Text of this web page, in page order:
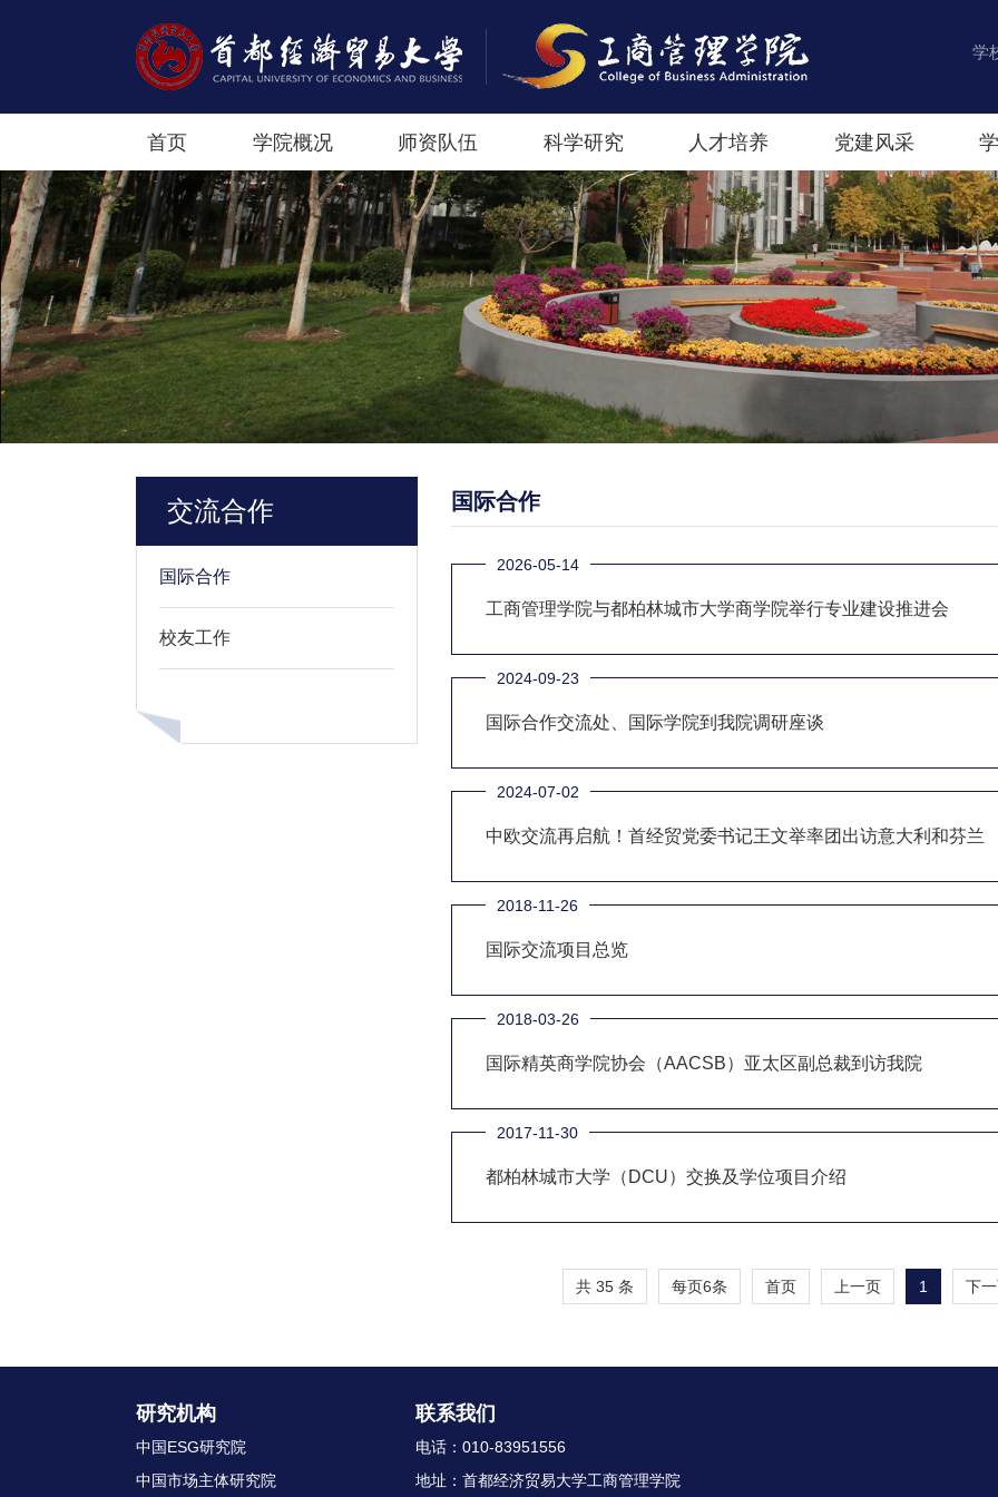
学
首页 学院概况 师资队伍 科学研究 人才培养 党建风采
交流合作
国际合作
校友工作
国际合作
2026-05-14
工商管理学院与都柏林城市大学商学院举行专业建设推进会
2024-09-23
国际合作交流处、国际学院到我院调研座谈
2024-07-02
中欧交流再启航！首经贸党委书记王文举率团出访意大利和芬兰
2018-11-26
国际交流项目总览
2018-03-26
国际精英商学院协会（AACSB）亚太区副总裁到访我院
2017-11-30
都柏林城市大学（DCU）交换及学位项目介绍
共 35 条 每页6条 首页 上一页 1 下
研究机构
中国ESG研究院
中国市场主体研究院
联系我们
电话：010-83951556
地址：首都经济贸易大学工商管理学院